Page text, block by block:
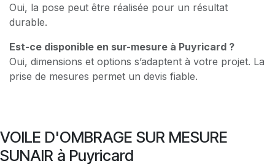
Oui, la pose peut être réalisée pour un résultat
durable.
Est-ce disponible en sur-mesure à Puyricard ?
Oui, dimensions et options s’adaptent à votre projet. La
prise de mesures permet un devis fiable.
VOILE D'OMBRAGE SUR MESURE
SUNAIR à Puyricard